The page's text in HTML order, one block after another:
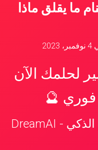
ما يقلق ماذا
4 نوفمبر، 2023
لحلمك الآن
فوري 🔮
📱 تطبيق تفسير الأحلام الذكي - DreamAI